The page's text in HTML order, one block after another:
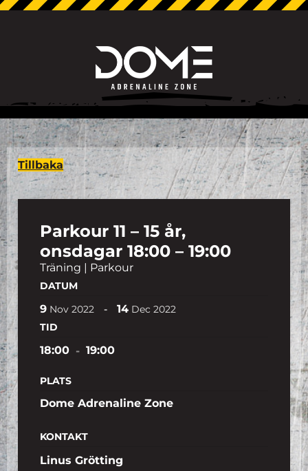
Tillbaka
Parkour 11 – 15 år,
onsdagar 18:00 – 19:00
Träning | Parkour
DATUM
9 Nov 2022 - 14 Dec 2022
TID
18:00 - 19:00
PLATS
Dome Adrenaline Zone
KONTAKT
Linus Grötting